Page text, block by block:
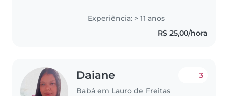
babá e auxiliar de creche. Sou
carinhosa, paciente e organizada,
cuidando com atenção,..
Experiência: > 11 anos
R$ 25,00/hora
Daiane
Babá em Lauro de Freitas
3